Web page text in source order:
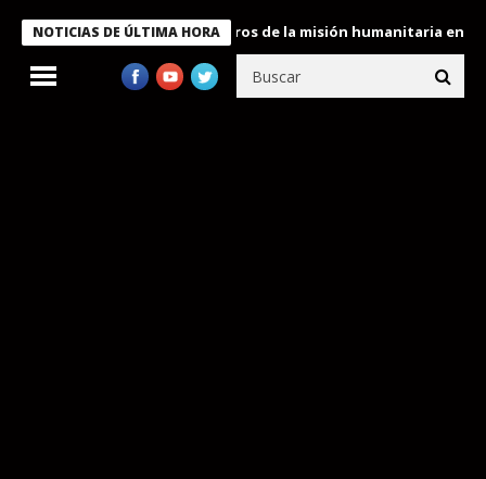
NOTICIAS DE ÚLTIMA HORA
condecora a miembros de la misión humanitaria enviada a